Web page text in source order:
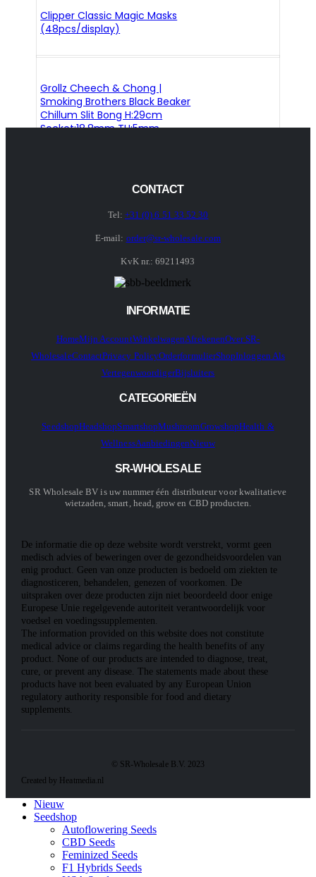
Clipper Classic Magic Masks
(48pcs/display)
Grollz Cheech & Chong |
Smoking Brothers Black Beaker
Chillum Slit Bong H:29cm
Socket:18.8mm TH:5mm
CONTACT
Tel: +31 (0) 6 51 33 52 30
E-mail: order@sr-wholesale.com
KvK nr.: 69211493
INFORMATIE
HomeMijn AccountWinkelwagenAfrekenenOver SR-
WholesaleContactPrivacy PolicyOrderformulierShopInloggen Als
VertegenwoordigerBijsluiters
CATEGORIEËN
SeedshopHeadshopSmartshopMushroomGrowshopHealth &
WellnessAanbiedingenNieuw
SR-WHOLESALE
SR Wholesale BV is uw nummer één distributeur voor kwalitatieve
wietzaden, smart, head, grow en CBD producten.
De informatie die op deze website wordt verstrekt, vormt geen
medisch advies of beweringen over de gezondheidsvoordelen van
enig product. Geen van onze producten is bedoeld om ziekten te
diagnosticeren, behandelen, genezen of voorkomen. De
uitspraken over deze producten zijn niet beoordeeld door enige
Europese Unie regelgevende autoriteit verantwoordelijk voor
voedsel en voedingssupplementen.
The information provided on this website does not constitute
medical advice or claims regarding the health benefits of any
product. None of our products are intended to diagnose, treat,
cure, or prevent any disease. The statements made about these
products have not been evaluated by any European Union
regulatory authority responsible for food and dietary
supplements.
© SR-Wholesale B.V. 2023
Created by Heatmedia.nl
Nieuw
Seedshop
Autoflowering Seeds
CBD Seeds
Feminized Seeds
F1 Hybrids Seeds